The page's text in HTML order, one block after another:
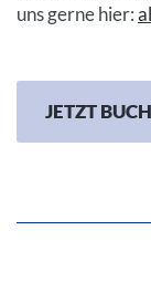
uns gerne hier:
JETZT